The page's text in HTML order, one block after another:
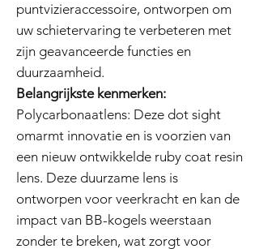
puntvizieraccessoire, ontworpen om
uw schietervaring te verbeteren met
zijn geavanceerde functies en
duurzaamheid.
Belangrijkste kenmerken:
Polycarbonaatlens: Deze dot sight
omarmt innovatie en is voorzien van
een nieuw ontwikkelde ruby coat resin
lens. Deze duurzame lens is
ontworpen voor veerkracht en kan de
impact van BB-kogels weerstaan
zonder te breken, wat zorgt voor